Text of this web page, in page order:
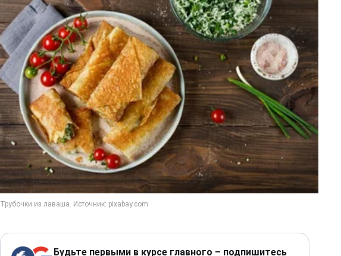
Будьте первыми в курсе главного – подпишитесь